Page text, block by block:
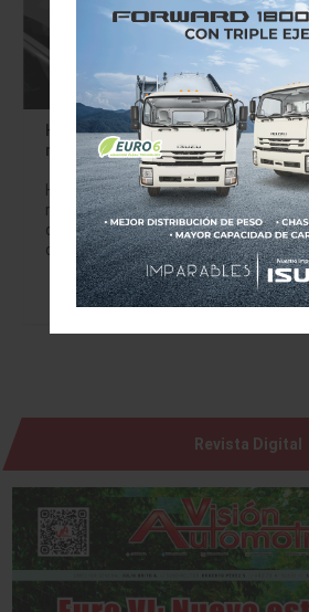
Honda establece nuevos
mundial de automóviles en octubre
Honda Motor Co. Ltd., dio a
resultados de producción de
domésticas en Japón y
de 2018. La producción…
Revista Digital